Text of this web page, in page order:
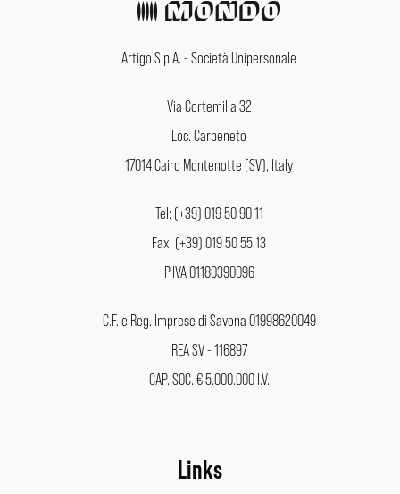
Artigo S.p.A. - Società Unipersonale
Via Cortemilia 32
Loc. Carpeneto
17014 Cairo Montenotte (SV), Italy
Tel: (+39) 019 50 90 11
Fax: (+39) 019 50 55 13
P.IVA 01180390096
C.F. e Reg. Imprese di Savona 01998620049
REA SV - 116897
CAP. SOC. € 5.000.000 I.V.
Links